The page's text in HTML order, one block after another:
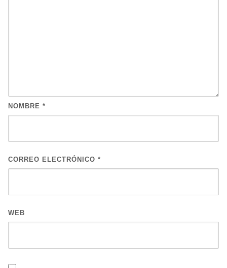
NOMBRE *
CORREO ELECTRÓNICO *
WEB